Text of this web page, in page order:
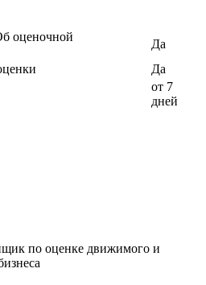
оценочной
Да
Да
от 7
дней
по оценке движимого и